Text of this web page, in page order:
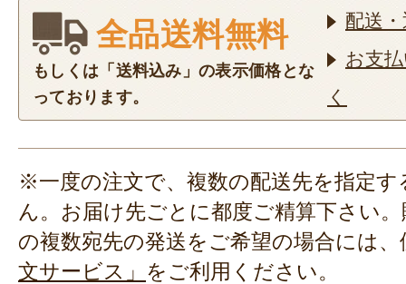
全品送料無料
もしくは「送料込み」の表示価格とな
っております。
配送
お支
く
※一度の注文で、複数の配送先を指定
ん。お届け先ごとに都度ご精算下さい
の複数宛先の発送をご希望の場合には、
文サービス」 をご利用ください。